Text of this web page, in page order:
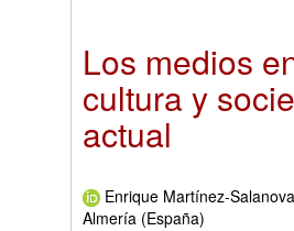
Los medios
cultura y
actual
Enrique Martínez-
Almería (España)